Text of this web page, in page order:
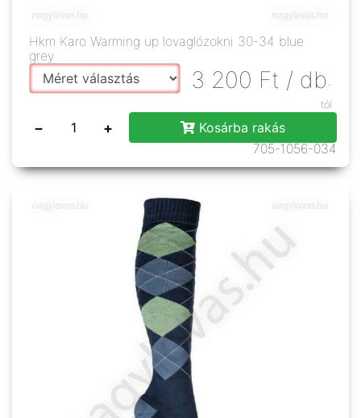
Hkm Karo Warming up lovaglózokni 30-34 blue
grey
3 200 Ft / db -
tól
− +
Kosárba rakás
705-1056-034